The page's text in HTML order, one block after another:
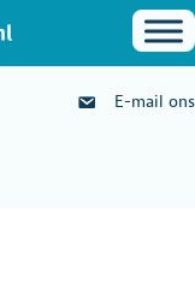
E-mail ons